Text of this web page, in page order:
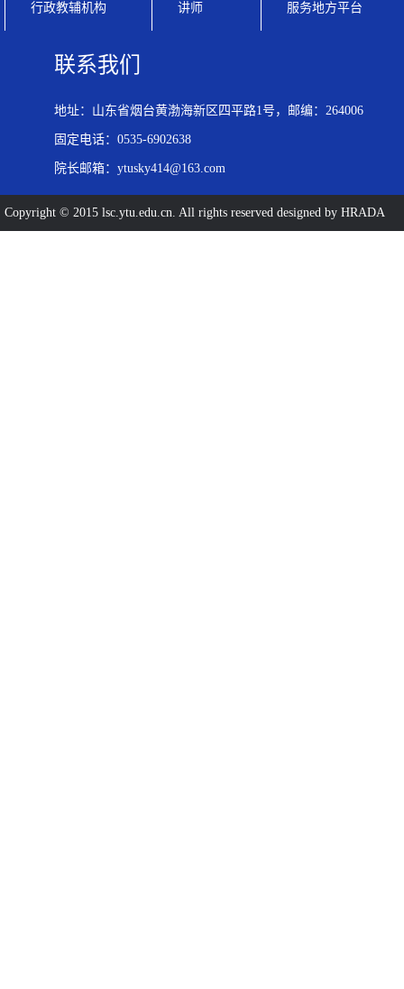
行政教辅机构 讲师 服务地方平台
联系我们
地址：山东省烟台黄渤海新区四平路1号，邮编：264006
固定电话：0535-6902638
院长邮箱：ytusky414@163.com
Copyright © 2015 lsc.ytu.edu.cn. All rights reserved designed by HRADA